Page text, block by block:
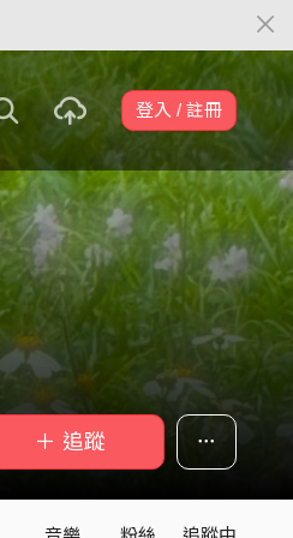
登入 / 註冊
＋ 追蹤